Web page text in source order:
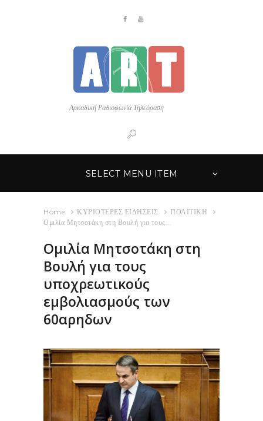
Αρκαδική Ραδιοφωνία Τηλεόραση
SELECT MENU ITEM
Home ΚΥΡΙΟΤΕΡΕΣ ΕΙΔΗΣΕΙΣ
ΠΟΛΙΤΙΚΗ
Ομιλία Μητσοτάκη στη Βουλή για τους...
Ομιλία Μητσοτάκη στη
Βουλή για τους
υποχρεωτικούς
εμβολιασμούς των
60αρηδων